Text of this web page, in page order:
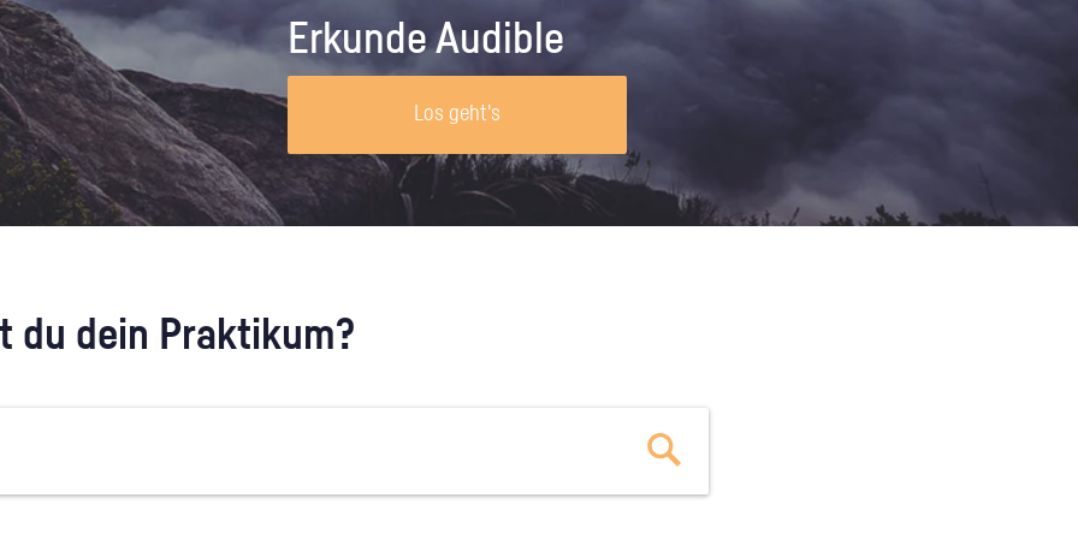
Unternehmen lohnt, wie man sich
vorbereitet und wie ein Vorab-Anruf
abläuft.
Erkunde Audible
Los geht's
du dein Praktikum?